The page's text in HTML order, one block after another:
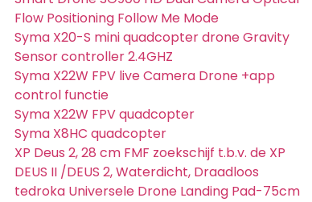
Flow Positioning Follow Me Mode
Syma X20-S mini quadcopter drone Gravity
Sensor controller 2.4GHZ
Syma X22W FPV live Camera Drone +app
control functie
Syma X22W FPV quadcopter
Syma X8HC quadcopter
XP Deus 2, 28 cm FMF zoekschijf t.b.v. de XP
DEUS II /DEUS 2, Waterdicht, Draadloos
tedroka Universele Drone Landing Pad-75cm